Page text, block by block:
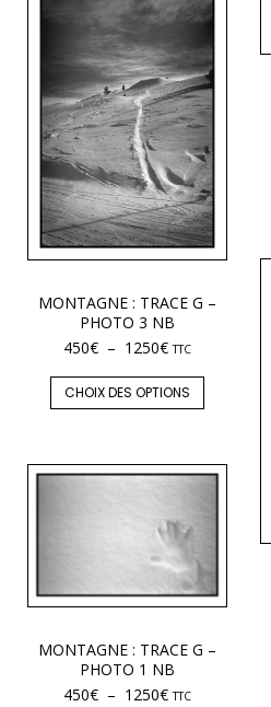
MONTAGNE : TRACE G –
PHOTO 3 NB
450€ – 1250€ TTC
CHOIX DES OPTIONS
MONTAGNE : TRACE G –
PHOTO 1 NB
450€ – 1250€ TTC